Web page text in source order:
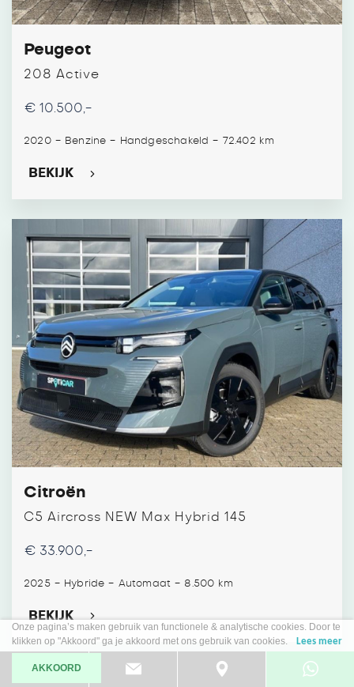
Peugeot
208 Active
€ 10.500,-
2020 - Benzine - Handgeschakeld - 72.402 km
BEKIJK
Citroën
C5 Aircross NEW Max Hybrid 145
€ 33.900,-
2025 - Hybride - Automaat - 8.500 km
BEKIJK
Onze pagina’s maken gebruik van functionele & analytische cookies. Door te
klikken op "Akkoord" ga je akkoord met ons gebruik van cookies.
Lees meer
AKKOORD